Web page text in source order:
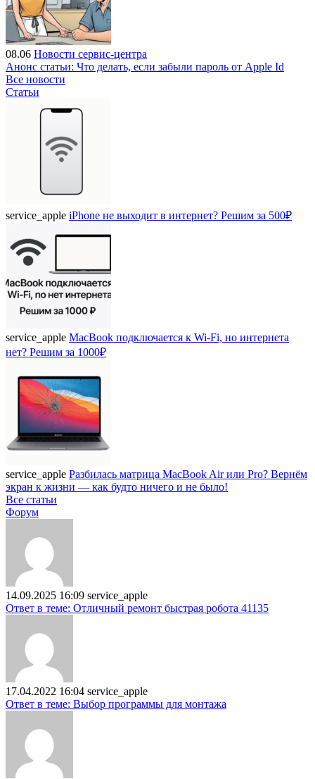
08.06 Новости сервис-центра
Анонс статьи: Что делать, если забыли пароль от Apple Id
Все новости
Статьи
service_apple iPhone не выходит в интернет? Решим за 500₽
service_apple MacBook подключается к Wi-Fi, но интернета
нет? Решим за 1000₽
service_apple Разбилась матрица MacBook Air или Pro? Вернём
экран к жизни — как будто ничего и не было!
Все статьи
Форум
14.09.2025 16:09 service_apple
Ответ в теме: Отличный ремонт быстрая робота 41135
17.04.2022 16:04 service_apple
Ответ в теме: Выбор программы для монтажа